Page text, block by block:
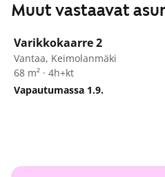
Muut vastaavat
Varikkokaarre 2
Vantaa, Keimolanmäki
68 m² · 4h+kt
Vapautumassa 1.9.